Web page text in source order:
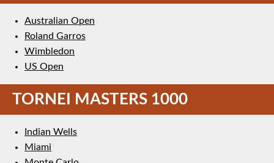
Australian Open
Roland Garros
Wimbledon
US Open
TORNEI MASTERS 1000
Indian Wells
Miami